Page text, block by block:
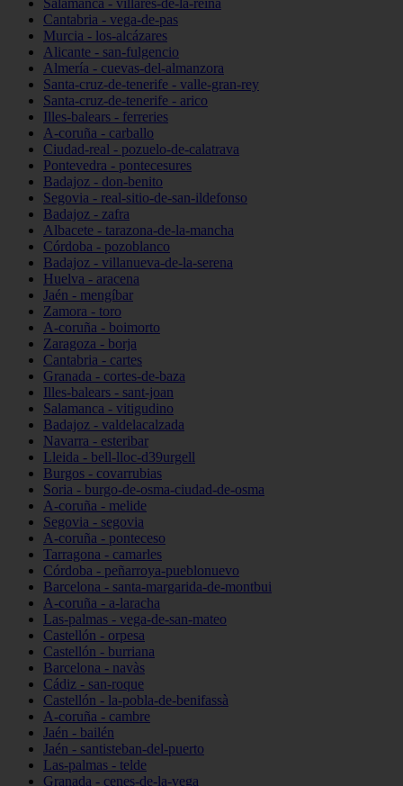
Salamanca - villares-de-la-reina
Cantabria - vega-de-pas
Murcia - los-alcázares
Alicante - san-fulgencio
Almería - cuevas-del-almanzora
Santa-cruz-de-tenerife - valle-gran-rey
Santa-cruz-de-tenerife - arico
Illes-balears - ferreries
A-coruña - carballo
Ciudad-real - pozuelo-de-calatrava
Pontevedra - pontecesures
Badajoz - don-benito
Segovia - real-sitio-de-san-ildefonso
Badajoz - zafra
Albacete - tarazona-de-la-mancha
Córdoba - pozoblanco
Badajoz - villanueva-de-la-serena
Huelva - aracena
Jaén - mengíbar
Zamora - toro
A-coruña - boimorto
Zaragoza - borja
Cantabria - cartes
Granada - cortes-de-baza
Illes-balears - sant-joan
Salamanca - vitigudino
Badajoz - valdelacalzada
Navarra - esteribar
Lleida - bell-lloc-d39urgell
Burgos - covarrubias
Soria - burgo-de-osma-ciudad-de-osma
A-coruña - melide
Segovia - segovia
A-coruña - ponteceso
Tarragona - camarles
Córdoba - peñarroya-pueblonuevo
Barcelona - santa-margarida-de-montbui
A-coruña - a-laracha
Las-palmas - vega-de-san-mateo
Castellón - orpesa
Castellón - burriana
Barcelona - navàs
Cádiz - san-roque
Castellón - la-pobla-de-benifassà
A-coruña - cambre
Jaén - bailén
Jaén - santisteban-del-puerto
Las-palmas - telde
Granada - cenes-de-la-vega